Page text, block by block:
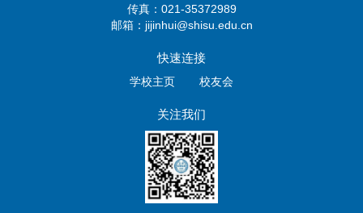
传真：021-35372989
邮箱：jijinhui@shisu.edu.cn
快速连接
学校主页 校友会
关注我们